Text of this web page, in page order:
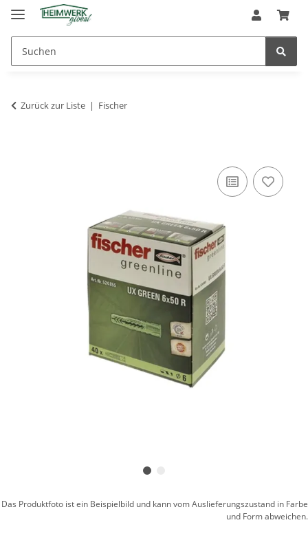
Zurück zur Liste Fischer
Das Produktfoto ist ein Beispielbild und kann vom Auslieferungszustand in Farbe
und Form abweichen.